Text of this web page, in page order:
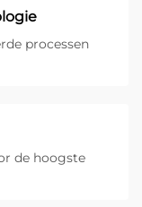
processen
de hoogste